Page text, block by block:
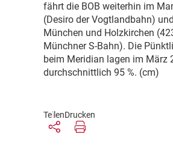
fährt die BOB weiterhin im
(Desiro der Vogtlandbahn)
München und Holzkirchen
Münchner S-Bahn). Die
beim Meridian lagen im März
durchschnittlich 95 %. (cm)
TeilenDrucken